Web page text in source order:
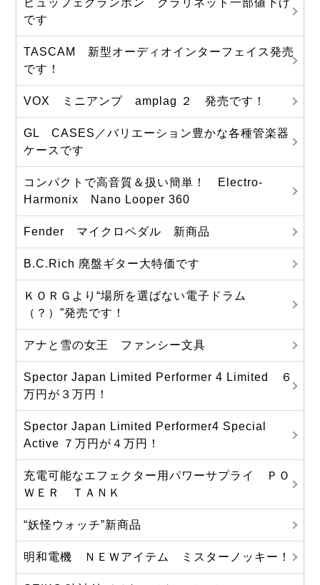
ビュッフェクランポン クラリネット一部値下げ
です
TASCAM 新型オーディオインターフェイス発売
です！
VOX ミニアンプ amplag ２ 発売です！
GL CASES／バリエーション豊かな各種管楽器
ケースです
コンパクトで高音質＆扱い簡単！ Electro-
Harmonix Nano Looper 360
Fender マイクロペダル 新商品
B.C.Rich 廃盤ギター大特価です
ＫＯＲＧより“場所を選ばない電子ドラム
（？）”発売です！
アナと雪の女王 ファンシー文具
Spector Japan Limited Performer 4 Limited ６
万円が３万円！
Spector Japan Limited Performer4 Special
Active ７万円が４万円！
充電可能なエフェクター用パワーサプライ ＰＯ
ＷＥＲ ＴＡＮＫ
“妖怪ウォッチ”新商品
明和電機 ＮＥＷアイテム ミスターノッキー！